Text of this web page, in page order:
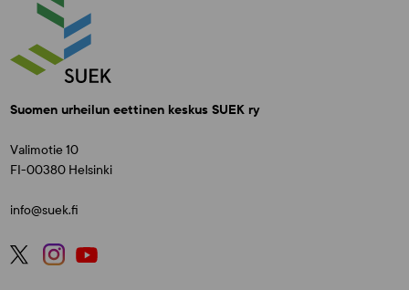
Suomen urheilun eettinen keskus SUEK ry
Valimotie 10
FI-00380 Helsinki
info@suek.fi